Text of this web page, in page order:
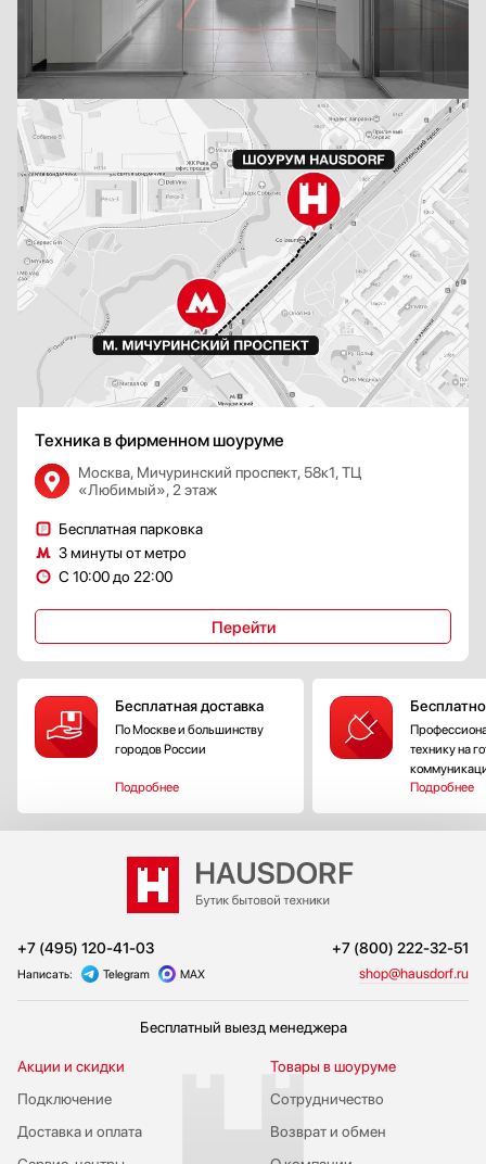
Техника в фирменном шоуруме
Москва, Мичуринский проспект, 58к1, ТЦ
«Любимый», 2 этаж
Бесплатная парковка
3 минуты от метро
С 10:00 до 22:00
Перейти
Бесплатная доставка
По Москве и большинству
городов России
Подробнее
технику на
Подробнее
+7 (495) 120-41-03 +7 (800) 222-32-51
Написать: Telegram MAX shop@hausdorf.ru
Бесплатный выезд менеджера
Акции и скидки
Подключение
Доставка и оплата
Сотрудничество
Возврат и обмен
Товары в шоуруме